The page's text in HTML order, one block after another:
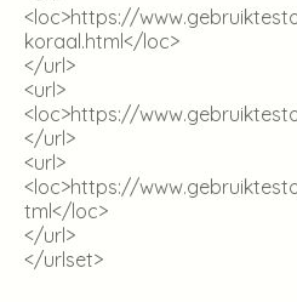
<loc>https://
koraal.html</loc>
</url>
<url>
<loc>https://
</url>
<url>
<loc>https://
tml</loc>
</url>
</urlset>